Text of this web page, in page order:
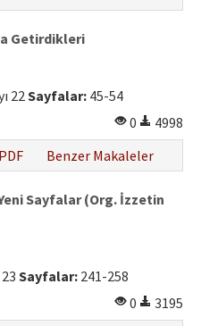
Getirdikleri
22Sayfalar: 45-54
0
4998
PDF Benzer Makaleler
Sayfalar (Org. İzzetin
Sayfalar: 241-258
0
3195